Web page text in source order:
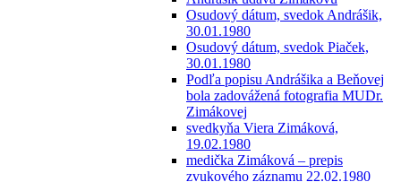
Osudový dátum, svedok Andrášik,
30.01.1980
Osudový dátum, svedok Piaček,
30.01.1980
Podľa popisu Andrášika a Beňovej
bola zadovážená fotografia MUDr.
Zimákovej
svedkyňa Viera Zimáková,
19.02.1980
medička Zimáková – prepis
zvukového záznamu 22.02.1980